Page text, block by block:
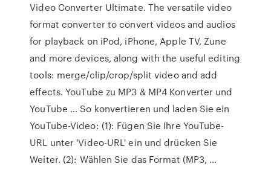
Video Converter Ultimate. The versatile video
format converter to convert videos and audios
for playback on iPod, iPhone, Apple TV, Zune
and more devices, along with the useful editing
tools: merge/clip/crop/split video and add
effects. YouTube zu MP3 & MP4 Konverter und
YouTube … So konvertieren und laden Sie ein
YouTube-Video: (1): Fügen Sie Ihre YouTube-
URL unter 'Video-URL' ein und drücken Sie
Weiter. (2): Wählen Sie das Format (MP3, …